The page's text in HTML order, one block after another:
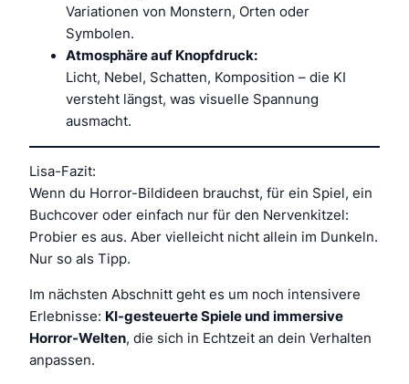
Variationen von Monstern, Orten oder
Symbolen.
Atmosphäre auf Knopfdruck:
Licht, Nebel, Schatten, Komposition – die KI
versteht längst, was visuelle Spannung
ausmacht.
Lisa-Fazit:
Wenn du Horror-Bildideen brauchst, für ein Spiel, ein
Buchcover oder einfach nur für den Nervenkitzel:
Probier es aus. Aber vielleicht nicht allein im Dunkeln.
Nur so als Tipp.
Im nächsten Abschnitt geht es um noch intensivere
Erlebnisse: KI-gesteuerte Spiele und immersive
Horror-Welten, die sich in Echtzeit an dein Verhalten
anpassen.